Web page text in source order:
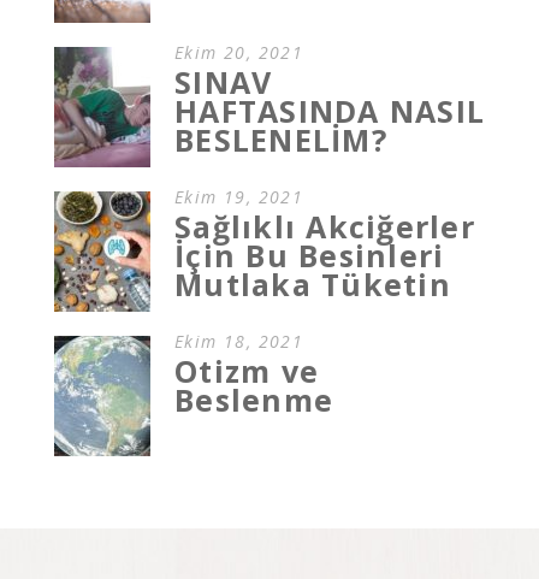
Ekim 20, 2021
SINAV
HAFTASINDA NASIL
BESLENELİM?
Ekim 19, 2021
Sağlıklı Akciğerler
İçin Bu Besinleri
Mutlaka Tüketin
Ekim 18, 2021
Otizm ve
Beslenme